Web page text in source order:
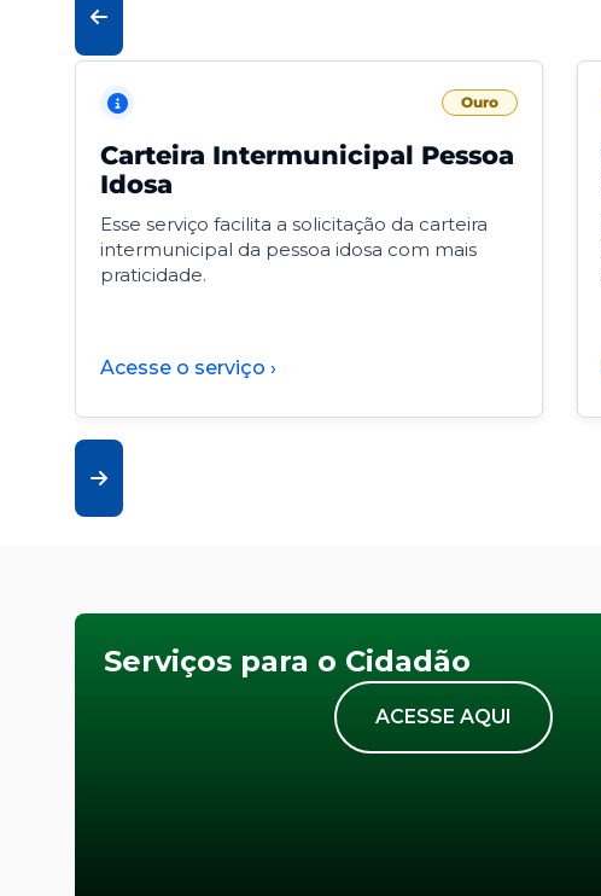
Ouro
Carteira Intermunicipal Pessoa
Idosa
Esse serviço facilita a solicitação da carteira
intermunicipal da pessoa idosa com mais
praticidade.
Acesse o serviço ›
Serviços para o Cidadão
ACESSE AQUI